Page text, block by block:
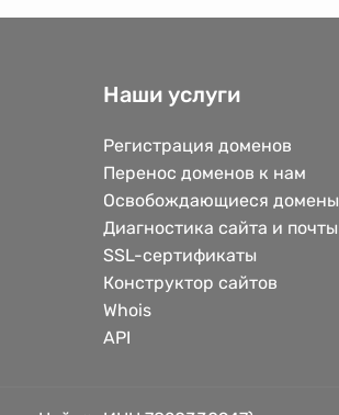
Наши услуги
Регистрация доменов
Перенос доменов к нам
Освобождающиеся домены
Диагностика сайта и почты
SSL-сертификаты
Конструктор сайтов
Whois
API